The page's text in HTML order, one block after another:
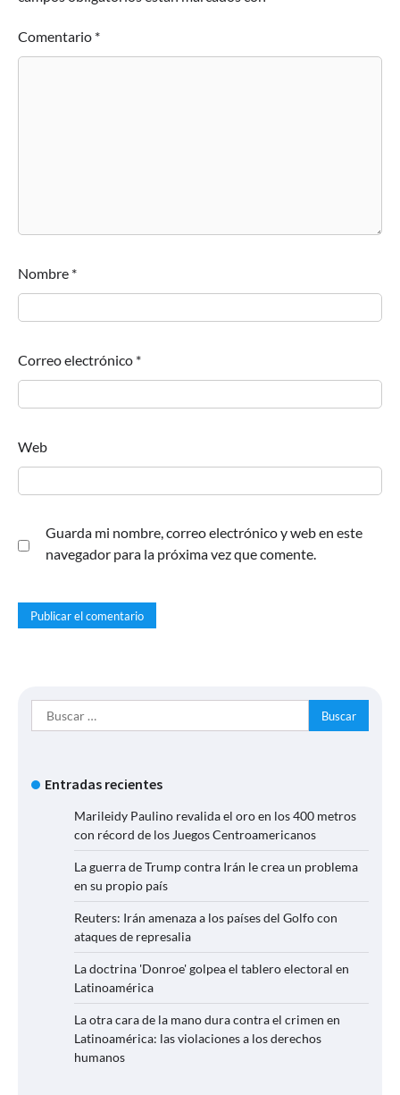
Comentario *
Nombre *
Correo electrónico *
Web
Guarda mi nombre, correo electrónico y web en este
navegador para la próxima vez que comente.
Buscar:
Entradas recientes
Marileidy Paulino revalida el oro en los 400 metros
con récord de los Juegos Centroamericanos
La guerra de Trump contra Irán le crea un problema
en su propio país
Reuters: Irán amenaza a los países del Golfo con
ataques de represalia
La doctrina 'Donroe' golpea el tablero electoral en
Latinoamérica
La otra cara de la mano dura contra el crimen en
Latinoamérica: las violaciones a los derechos
humanos